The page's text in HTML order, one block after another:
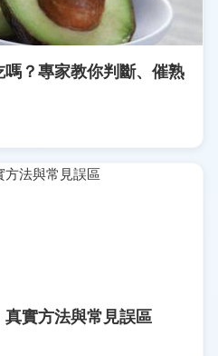
？專家教你判斷、催熟
實方法與常見誤區